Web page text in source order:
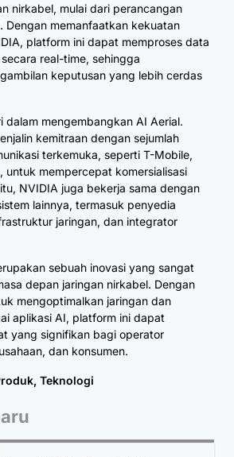
nirkabel, mulai dari perancangan
Dengan memanfaatkan kekuatan
platform ini dapat memproses data
real-time, sehingga
keputusan yang lebih cerdas
dalam mengembangkan AI Aerial.
kemitraan dengan sejumlah
terkemuka, seperti T-Mobile,
untuk mempercepat komersialisasi
NVIDIA juga bekerja sama dengan
lainnya, termasuk penyedia
jaringan, dan integrator
sebuah inovasi yang sangat
depan jaringan nirkabel. Dengan
mengoptimalkan jaringan dan
aplikasi AI, platform ini dapat
yang signifikan bagi operator
dan konsumen.
, Teknologi